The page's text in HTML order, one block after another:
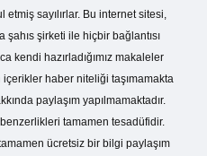
sayılırlar. Bu internet sitesi,
şirketi ile hiçbir bağlantısı
kendi hazırladığımız makaleler
içerikler haber niteliği taşımamakta
paylaşım yapılmamaktadır.
tamamen tesadüfidir.
ücretsiz bir bilgi paylaşım